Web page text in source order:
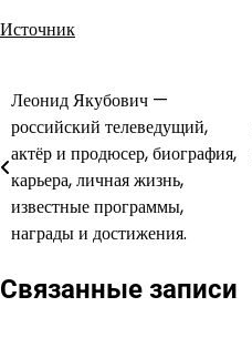
Источник
Навигация
по
записям
Леонид Якубович —
российский телеведущий,
актёр и продюсер, биография,
карьера, личная жизнь,
известные программы,
награды и достижения.
Связанные записи